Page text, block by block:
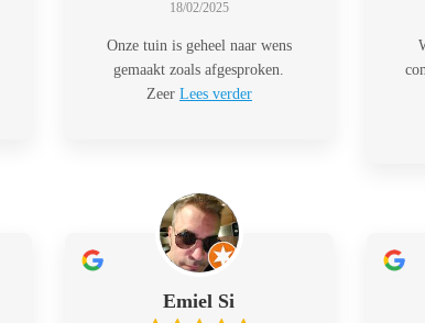
18/02/2025
Onze tuin is geheel naar wens
gemaakt zoals afgesproken.
Zeer Lees verder
Emiel Si